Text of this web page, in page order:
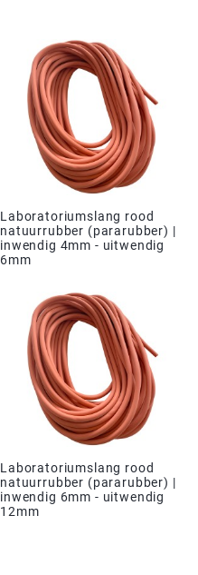
Laboratoriumslang rood
natuurrubber (pararubber) |
inwendig 4mm - uitwendig
6mm
Laboratoriumslang rood
natuurrubber (pararubber) |
inwendig 6mm - uitwendig
12mm